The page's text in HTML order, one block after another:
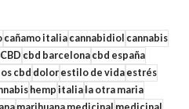
cañamo italiacannabidiol cannabis
CBD cbd barcelonacbd españa
cbd dolorestilo de vidaestrés
hemp italiala otra maria